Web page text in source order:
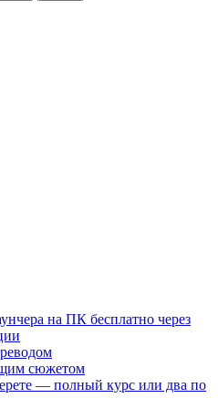
на ПК бесплатно через
сюжетом
— полный курс или два по